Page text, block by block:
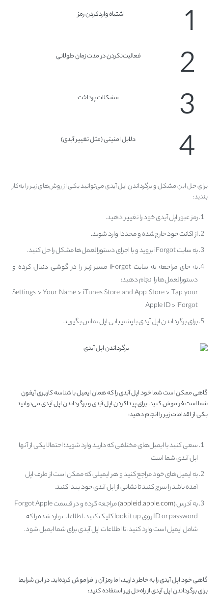
1 اشتباه وارد‌کردن رمز
2 فعالیت‌نکردن در مدت زمان طولانی
3 مشکلات پرداخت
4 دلایل امنیتی (مثل تغییر آیدی)
برای حل این مشکل و برگرداندن اپل آیدی می‌توانید یکی از روش‌های زیر را به‌کار
بندید:
رمز عبور اپل آیدی خود را تغییر دهید.
از اکانت خود خارج‌شده و مجددا وارد شوید.
به سایت iForgot بروید و با اجرای دستورالعمل‌ها مشکل را حل کنید.
به جای مراجعه به سایت iForgot مسیر زیر را در گوشی دنبال کرده و
دستورالعمل‌ها را انجام دهید:
Settings > Your Name > iTunes Store and App Store > Tap your
Apple ID > iForgot
برای برگرداندن اپل آیدی با پشتیبانی اپل تماس بگیرید.
گاهی ممکن است شما خود اپل آیدی را که همان ایمیل یا شناسه کاربری آیفون
شما است فراموش کنید. برای پیداکردن اپل آیدی و برگرداندن اپل آیدی می‌توانید
یکی از اقدامات زیر را انجام دهید:
سعی کنید با ایمیل‌های مختلفی که دارید وارد شوید؛ احتمالا یکی از آنها
اپل آیدی شما است
به ایمیل‌های خود مراجع کنید و هر ایمیلی که ممکن است از طرف اپل
آمده باشد را سرچ کنید تا نشانی از اپل آیدی خود پیدا کنید.
به آدرس (appleid.apple.com
) مراجعه کرده و در قسمت Forgot Apple
ID or password روی look it up کلیک کنید. اطلاعات وارد‌شده را که
شامل ایمیل است وارد کنید، تا اطلاعات اپل آیدی برای شما ایمیل شود.
گاهی خود اپل آیدی را به خاطر دارید، اما رمز آن را فراموش کرده‌اید. در این شرایط
برای برگرداندن اپل آیدی از راه‌حل‌ زیر استفاده کنید: